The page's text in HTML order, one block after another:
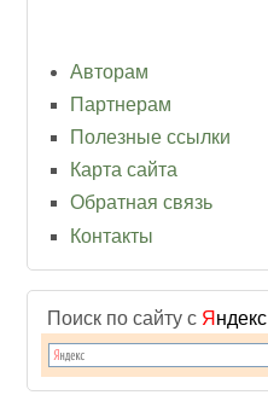
Авторам
Партнерам
Полезные ссылки
Карта сайта
Обратная связь
Контакты
Поиск по сайту с Я ндекс